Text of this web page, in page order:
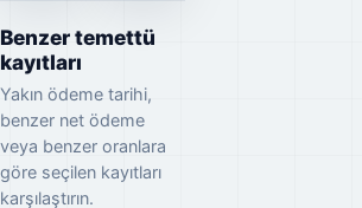
Benzer temettü
kayıtları
Yakın ödeme tarihi,
benzer net ödeme
veya benzer oranlara
göre seçilen kayıtları
karşılaştırın.